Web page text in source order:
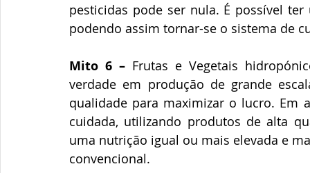
pesticidas pode ser nula. É possível
podendo assim tornar-se o sistema de
Mito 6 – Frutas e Vegetais
verdade em produção de grande
qualidade para maximizar o lucro. Em
cuidada, utilizando produtos de alta
uma nutrição igual ou mais elevada e
convencional.